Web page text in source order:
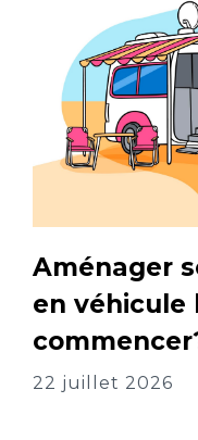
Aménager
en véhicule
22 juillet 2026